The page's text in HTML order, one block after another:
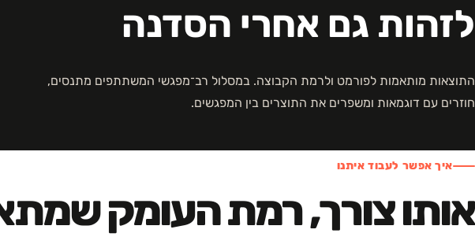
לזהות גם אחרי הסדנה
התוצאות מותאמות לפורמט ולרמת הקבוצה. במסלול רב־מפגשי המשתתפים מתנסים,
חוזרים עם דוגמאות ומשפרים את התוצרים בין המפגשים.
איך אפשר לעבוד איתנו
אותו צורך, רמת העומק